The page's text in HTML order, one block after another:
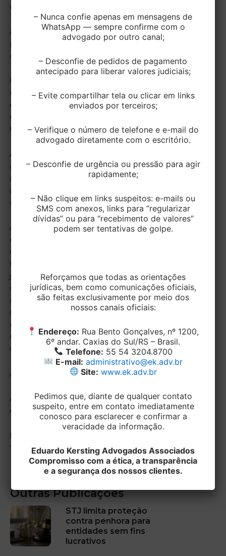
minutos, observado o limite de dez minutos diários.
Assim, a autonomia das vontades coletivas não
poderia afastar as garantias mínimas, como o limite
de duração do trabalho.
No entanto, o Tribunal Superior do Trabalho
reconheceu a validade de cláusula coletiva que havia
excluído o cômputo, como horas extras, dos dez
minutos que antecedem e sucedem a jornada de
trabalho.
A decisão proferida firmou entendimento já
consolidado pelo Supremo Tribunal Federal de que
as cláusulas coletivas que afastem ou limitem direitos
devem ser integralmente cumpridas e respeitadas,
salvo quando se referem a direitos indisponíveis.
Ainda, o ministro relatou que a Reforma Trabalhista
definiu com clareza no artigo 611-A da CLT, quais os
direitos transacionáveis (jornada de trabalho, banco e
horas, intervalo intrajornada, teletrabalho, registro de
jornada e participação nos lucros), bem como os
direitos blindados à negociação coletiva, conforme
art. 611-B da CLT (depósitos e indenizações rescisória
do FGTS, salário-mínimo, 13º salário, repouso semanal
remunerado, adicional de horas extras, férias, licença
maternidade e paternidade, direito de greve e
outros).
A decisão foi unanime.
A
Equipe de Direito do Trabalho da EK Advogados
está à disposição para maiores esclarecimentos.
Fonte: Tribunal Superior do Trabalho (
79.2014.5.04.0381)
Outras Publicações
STJ limita proteção
contra penhora para
entidades sem fins
lucrativos
– Nunca confie apenas em mensagens de
WhatsApp — sempre confirme com o
advogado por outro canal;
– Desconfie de pedidos de pagamento
antecipado para liberar valores judiciais;
– Evite compartilhar tela ou clicar em links
enviados por terceiros;
– Verifique o número de telefone e e-mail do
advogado diretamente com o escritório.
– Desconfie de urgência ou pressão para agir
rapidamente;
– Não clique em links suspeitos: e-mails ou
SMS com anexos, links para “regularizar
dívidas” ou para “recebimento de valores”
podem ser tentativas de golpe.
Reforçamos que todas as orientações
jurídicas, bem como comunicações oficiais,
são feitas exclusivamente por meio dos
nossos canais oficiais:
Endereço: Rua Bento Gonçalves, nº 1200,
6º andar. Caxias do Sul/RS – Brasil.
Telefone: 55 54 3204.8700
E-mail: administrativo@ek.adv.br
Site: www.ek.adv.br
Pedimos que, diante de qualquer contato
suspeito, entre em contato imediatamente
conosco para esclarecer e confirmar a
veracidade da informação.
Eduardo Kersting Advogados Associados
Compromisso com a ética, a transparência
e a segurança dos nossos clientes.